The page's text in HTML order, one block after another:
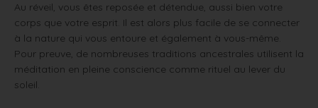
Au réveil, vous êtes reposée et détendue, aussi bien votre
corps que votre esprit. Il est alors plus facile de se connecter
à la nature qui vous entoure et également à vous-même.
Pour preuve, de nombreuses traditions ancestrales utilisent la
méditation en pleine conscience comme rituel au lever du
soleil.